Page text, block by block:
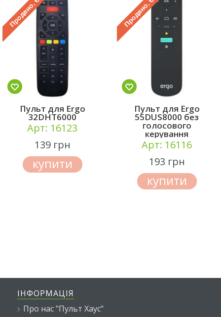
Пульт для Ergo
32DHT6000
Арт: 16123
139 грн
купити
Пульт для Ergo
55DUS8000 без
голосового
керування
Арт: 16116
193 грн
купити
ІНФОРМАЦІЯ
Про нас "Пульт Хаус"